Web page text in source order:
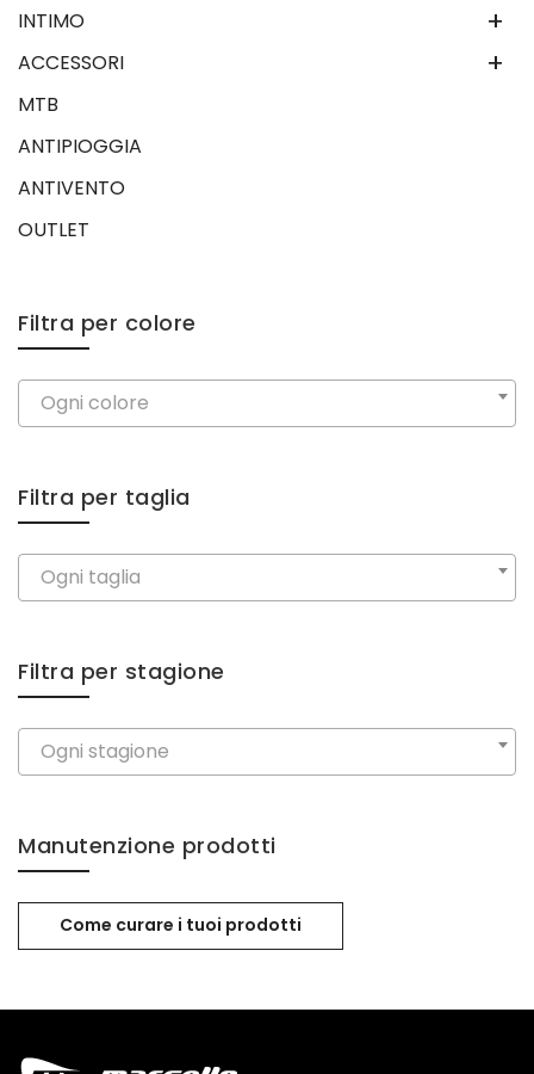
+
INTIMO
+
ACCESSORI
MTB
ANTIPIOGGIA
ANTIVENTO
OUTLET
Filtra per colore
Ogni colore
Filtra per taglia
Ogni taglia
Filtra per stagione
Ogni stagione
Manutenzione prodotti
Come curare i tuoi prodotti